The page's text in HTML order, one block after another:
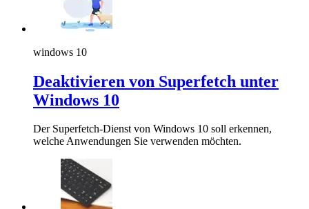
windows 10
Deaktivieren von Superfetch unter
Windows 10
Der Superfetch-Dienst von Windows 10 soll erkennen,
welche Anwendungen Sie verwenden möchten.